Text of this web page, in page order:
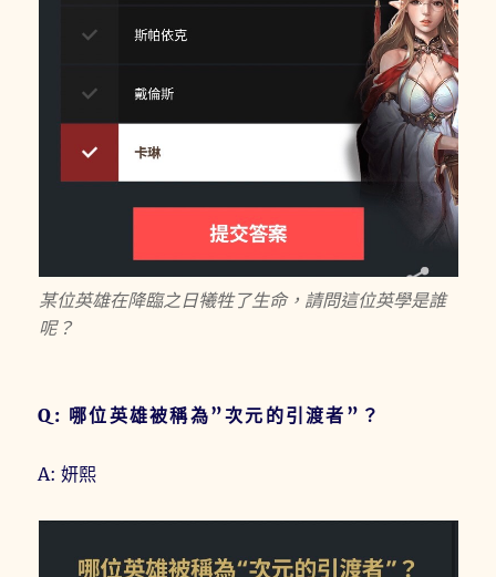
某位英雄在降臨之日犧牲了生命，請問這位英學是誰
呢？
Q: 哪位英雄被稱為”次元的引渡者”？
A: 妍熙